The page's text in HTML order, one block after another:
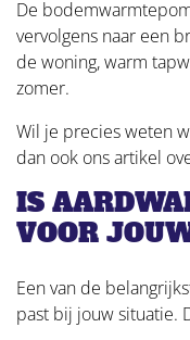
De
vervolgens naar een
de woning, warm
zomer.
Wil je precies weten
dan ook ons artikel
IS
VOOR
Een van de
past bij jouw situatie.